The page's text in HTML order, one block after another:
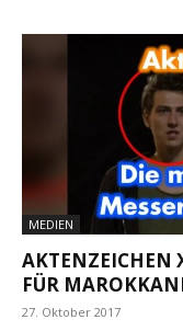
MEDIEN
AKTENZEICHEN
FÜR
27. Oktober 2017